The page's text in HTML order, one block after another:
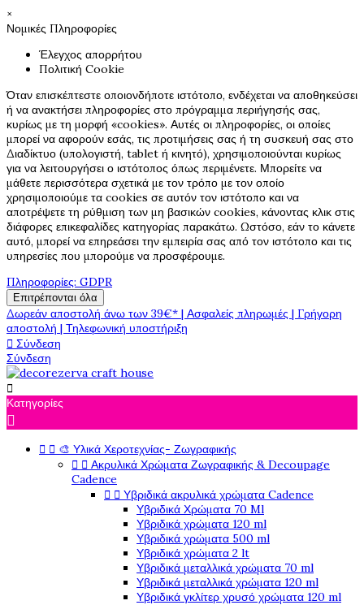
×
Νομικές Πληροφορίες
Έλεγχος απορρήτου
Πολιτική Cookie
Όταν επισκέπτεστε οποιονδήποτε ιστότοπο, ενδέχεται να αποθηκεύσει
ή να ανακτήσει πληροφορίες στο πρόγραμμα περιήγησής σας,
κυρίως με τη μορφή «cookies». Αυτές οι πληροφορίες, οι οποίες
μπορεί να αφορούν εσάς, τις προτιμήσεις σας ή τη συσκευή σας στο
Διαδίκτυο (υπολογιστή, tablet ή κινητό), χρησιμοποιούνται κυρίως
για να λειτουργήσει ο ιστότοπος όπως περιμένετε. Μπορείτε να
μάθετε περισσότερα σχετικά με τον τρόπο με τον οποίο
χρησιμοποιούμε τα cookies σε αυτόν τον ιστότοπο και να
αποτρέψετε τη ρύθμιση των μη βασικών cookies, κάνοντας κλικ στις
διάφορες επικεφαλίδες κατηγορίας παρακάτω. Ωστόσο, εάν το κάνετε
αυτό, μπορεί να επηρεάσει την εμπειρία σας από τον ιστότοπο και τις
υπηρεσίες που μπορούμε να προσφέρουμε.
Πληροφορίες: GDPR
Επιτρέπονται όλα
Δωρεάν αποστολή άνω των 39€* | Ασφαλείς πληρωμές | Γρήγορη
αποστολή | Τηλεφωνική υποστήριξη
 Σύνδεση
Σύνδεση

Κατηγορίες

  🎨 Υλικά Χεροτεχνίας- Ζωγραφικής
  Ακρυλικά Χρώματα Ζωγραφικής & Decoupage
Cadence
  Υβριδικά ακρυλικά χρώματα Cadence
Υβριδικά Χρώματα 70 Ml
Υβριδικά χρώματα 120 ml
Υβριδικά χρώματα 500 ml
Υβριδικά χρώματα 2 lt
Υβριδικά μεταλλικά χρώματα 70 ml
Υβριδικά μεταλλικά χρώματα 120 ml
Υβριδικά γκλίτερ χρυσό χρώματα 120 ml